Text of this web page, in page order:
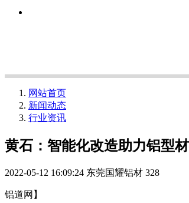
网站首页
新闻动态
行业资讯
黄石：智能化改造助力铝型
2022-05-12 16:09:24 东莞国耀铝材 328
铝道网】